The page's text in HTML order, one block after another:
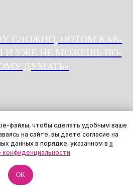
СЛОЖНО, ПОТОМ КАК-
И УЖЕ НЕ МОЖЕШЬ ПО-
ДУМАТЬ»
файлы, чтобы сделать удобным ваше
на сайте, вы даете согласие на
данных в порядке, указанном в в
конфиденциальности
ОК